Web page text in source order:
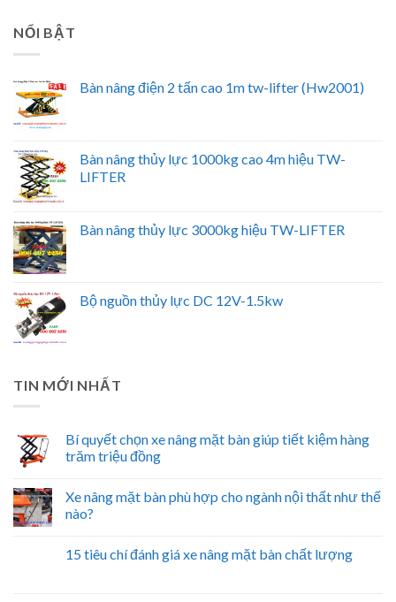
NỔI BẬT
Bàn nâng điện 2 tấn cao 1m tw-lifter (Hw2001)
Bàn nâng thủy lực 1000kg cao 4m hiệu TW-
LIFTER
Bàn nâng thủy lực 3000kg hiệu TW-LIFTER
Bộ nguồn thủy lực DC 12V-1.5kw
TIN MỚI NHẤT
Bí quyết chọn xe nâng mặt bàn giúp tiết kiệm hàng
trăm triệu đồng
Xe nâng mặt bàn phù hợp cho ngành nội thất như thế
nào?
15 tiêu chí đánh giá xe nâng mặt bàn chất lượng